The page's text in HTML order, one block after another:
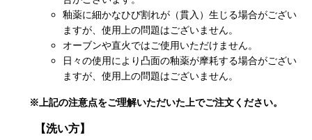
釉薬に細かなひび割れが（貫入）生じる場合がござい
ますが、使用上の問題はございません。
オーブンや直火ではご使用いただけません。
日々の使用により凸面の釉薬が摩耗する場合がござい
ますが、使用上の問題はございません。
※上記の注意点をご理解いただいた上でご注文ください。
【洗い方】